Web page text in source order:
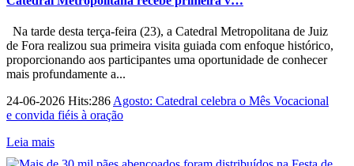
Na tarde desta terça-feira (23), a Catedral Metropolitana de Juiz
de Fora realizou sua primeira visita guiada com enfoque histórico,
proporcionando aos participantes uma oportunidade de conhecer
mais profundamente a...
24-06-2026 Hits:286 Agosto: Catedral celebra o Mês Vocacional
e convida fiéis à oração
Leia mais